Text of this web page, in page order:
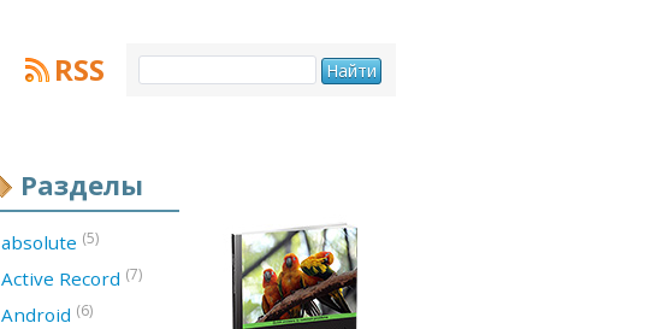
RSS
Разделы
absolute (5)
Active Record (7)
Android (6)